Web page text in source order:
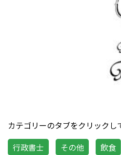
カテゴリーのタブをクリックし
行政書士
その他 飲食